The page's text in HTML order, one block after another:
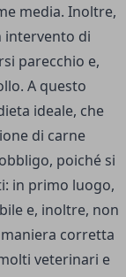
media. Inoltre,
intervento di
parecchio e,
A questo
ideale, che
di carne
poiché si
in primo luogo,
e, inoltre, non
corretta
veterinari e